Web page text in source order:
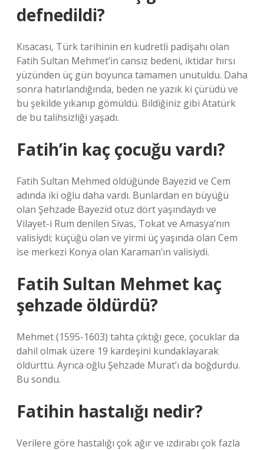
defnedildi?
Kısacası, Türk tarihinin en kudretli padişahı olan
Fatih Sultan Mehmet’in cansız bedeni, iktidar hırsı
yüzünden üç gün boyunca tamamen unutuldu. Daha
sonra hatırlandığında, beden ne yazık ki çürüdü ve
bu şekilde yıkanıp gömüldü. Bildiğiniz gibi Atatürk
de bu talihsizliği yaşadı.
Fatih’in kaç çocuğu vardı?
Fatih Sultan Mehmed öldüğünde Bayezid ve Cem
adında iki oğlu daha vardı. Bunlardan en büyüğü
olan Şehzade Bayezid otuz dört yaşındaydı ve
Vilayet-i Rum denilen Sivas, Tokat ve Amasya’nın
valisiydi; küçüğü olan ve yirmi üç yaşında olan Cem
ise merkezi Konya olan Karaman’ın valisiydi.
Fatih Sultan Mehmet kaç
şehzade öldürdü?
Mehmet (1595-1603) tahta çıktığı gece, çocuklar da
dahil olmak üzere 19 kardeşini kundaklayarak
öldürttü. Ayrıca oğlu Şehzade Murat’ı da boğdurdu.
Bu sondu.
Fatihin hastalığı nedir?
Verilere göre hastalığı çok ağır ve ızdırabı çok fazla